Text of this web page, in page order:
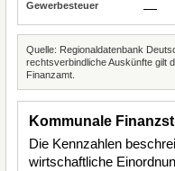
—
Quelle: Regionaldatenbank
rechtsverbindliche Auskünfte gilt
Finanzamt.
Kommunale
Die Kennzahlen
wirtschaftliche